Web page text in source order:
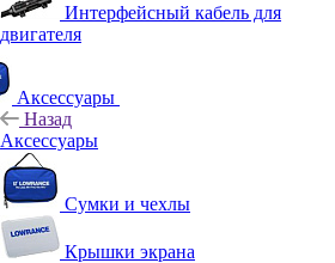
Интерфейсный кабель для
двигателя
Аксессуары
Назад
Аксессуары
Сумки и чехлы
Крышки экрана